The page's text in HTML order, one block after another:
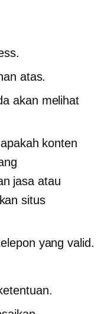
atas.
akan melihat
konten
jasa atau
situs
yang valid.